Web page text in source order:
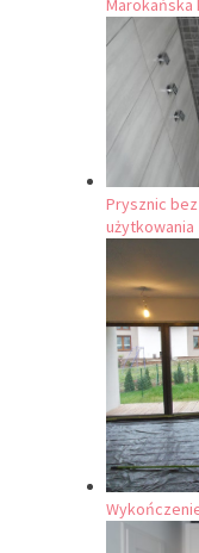
Marokańska
Prysznic
użytkowania